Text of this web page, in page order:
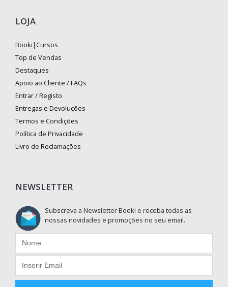
LOJA
Booki|Cursos
Top de Vendas
Destaques
Apoio ao Cliente / FAQs
Entrar / Registo
Entregas e Devoluções
Termos e Condições
Política de Privacidade
Livro de Reclamações
NEWSLETTER
Subscreva a Newsletter Booki e receba todas as
nossas novidades e promoções no seu email.